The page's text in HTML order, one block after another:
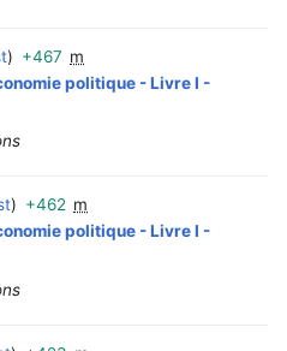
+467 m
politique - Livre I -
+462 m
politique - Livre I -